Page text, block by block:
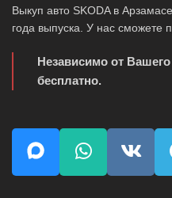
Выкуп авто SKODA в
года выпуска. У нас сможете
Независимо от
бесплатно.